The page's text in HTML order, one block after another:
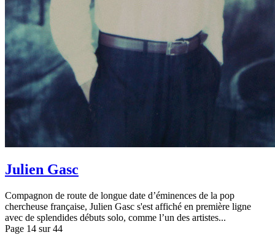
Julien Gasc
Compagnon de route de longue date d’éminences de la pop
chercheuse française, Julien Gasc s'est affiché en première ligne
avec de splendides débuts solo, comme l’un des artistes...
Page 14 sur 44